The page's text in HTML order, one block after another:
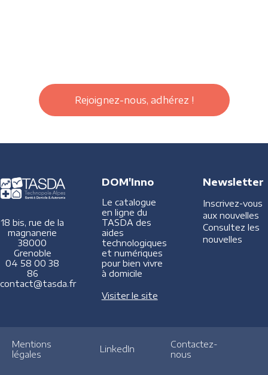
Rejoignez-nous, adhérez !
18 bis, rue de la
magnanerie
38000
Grenoble
04 58 00 38
86
contact@tasda.fr
DOM'Inno
Le catalogue
en ligne du
TASDA des
aides
technologiques
et numériques
pour bien vivre
à domicile
Visiter le site
Newsletter
Inscrivez-vous
aux nouvelles
Consultez les
nouvelles
Mentions
légales
LinkedIn
Contactez-
nous